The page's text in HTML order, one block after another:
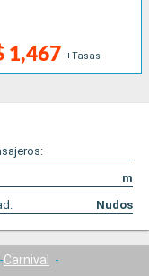
1,467 +Tasas
m
Nudos
Carnival